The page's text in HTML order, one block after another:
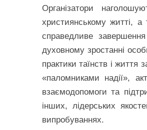
Організатори
християнському житті, а
справедливе
духовному зростанні
практики таїнств і
«паломниками надії»,
взаємодопомоги та
інших, лідерських
випробуваннях.